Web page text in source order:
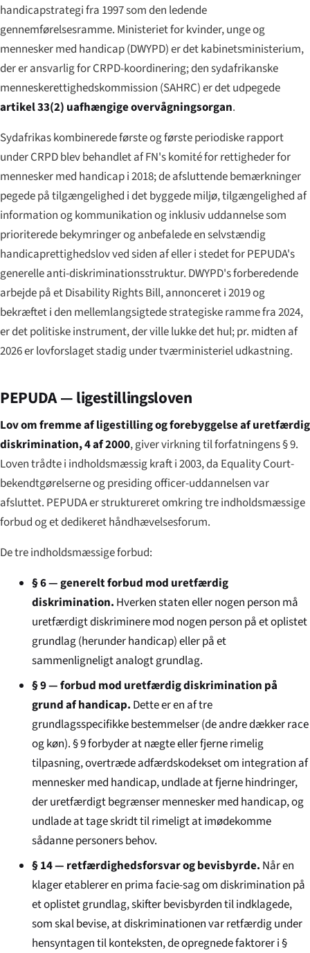
handicapstrategi fra 1997 som den ledende
gennemførelsesramme. Ministeriet for kvinder, unge og
mennesker med handicap (DWYPD) er det kabinetsministerium,
der er ansvarlig for CRPD-koordinering; den sydafrikanske
menneskerettighedskommission (SAHRC) er det udpegede
artikel 33(2) uafhængige overvågningsorgan.
Sydafrikas kombinerede første og første periodiske rapport
under CRPD blev behandlet af FN's komité for rettigheder for
mennesker med handicap i 2018; de afsluttende bemærkninger
pegede på tilgængelighed i det byggede miljø, tilgængelighed af
information og kommunikation og inklusiv uddannelse som
prioriterede bekymringer og anbefalede en selvstændig
handicaprettighedslov ved siden af eller i stedet for PEPUDA's
generelle anti-diskriminationsstruktur. DWYPD's forberedende
arbejde på et Disability Rights Bill, annonceret i 2019 og
bekræftet i den mellemlangsigtede strategiske ramme fra 2024,
er det politiske instrument, der ville lukke det hul; pr. midten af
2026 er lovforslaget stadig under tværministeriel udkastning.
PEPUDA — ligestillingsloven
Lov om fremme af ligestilling og forebyggelse af uretfærdig
diskrimination, 4 af 2000, giver virkning til forfatningens § 9.
Loven trådte i indholdsmæssig kraft i 2003, da Equality Court-
bekendtgørelserne og presiding officer-uddannelsen var
afsluttet. PEPUDA er struktureret omkring tre indholdsmæssige
forbud og et dedikeret håndhævelsesforum.
De tre indholdsmæssige forbud:
§ 6 — generelt forbud mod uretfærdig
diskrimination. Hverken staten eller nogen person må
uretfærdigt diskriminere mod nogen person på et oplistet
grundlag (herunder handicap) eller på et
sammenligneligt analogt grundlag.
§ 9 — forbud mod uretfærdig diskrimination på
grund af handicap. Dette er en af tre
grundlagsspecifikke bestemmelser (de andre dækker race
og køn). § 9 forbyder at nægte eller fjerne rimelig
tilpasning, overtræde adfærdskodekset om integration af
mennesker med handicap, undlade at fjerne hindringer,
der uretfærdigt begrænser mennesker med handicap, og
undlade at tage skridt til rimeligt at imødekomme
sådanne personers behov.
§ 14 — retfærdigheds­forsvar og bevisbyrde. Når en
klager etablerer en prima facie-sag om diskrimination på
et oplistet grundlag, skifter bevisbyrden til indklagede,
som skal bevise, at diskriminationen var retfærdig under
hensyntagen til konteksten, de opregnede faktorer i §